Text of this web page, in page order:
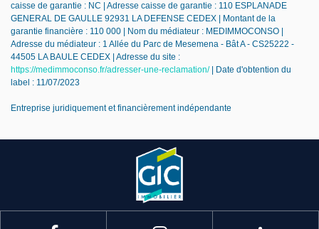
caisse de garantie : NC | Adresse caisse de garantie : 110 ESPLANADE
GENERAL DE GAULLE 92931 LA DEFENSE CEDEX | Montant de la
garantie financière : 110 000 | Nom du médiateur : MEDIMMOCONSO |
Adresse du médiateur : 1 Allée du Parc de Mesemena - Bât A - CS25222 -
44505 LA BAULE CEDEX | Adresse du site :
https://medimmoconso.fr/adresser-une-reclamation/| Date d'obtention du
label : 11/07/2023
Entreprise juridiquement et financièrement indépendante